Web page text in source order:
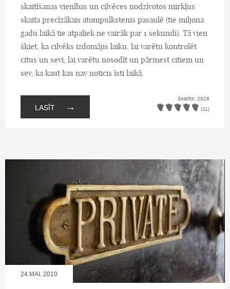
skaitīšanas vienības un cilvēces nodzīvotos mirkļus
skaita precīzākais atompulkstenis pasaulē (tie miljona
gadu laikā tie atpaliek ne vairāk par 1 sekundi). Tā vien
šķiet, ka cilvēks izdomājis laiku, lai varētu kontrolēt
citus un sevi, lai varētu nosodīt un pārmest citiem un
sev, ka kaut kas nav noticis īsti laikā.
LASĪT →
Skatīts: 2928
(11)
24.MAI, 2010